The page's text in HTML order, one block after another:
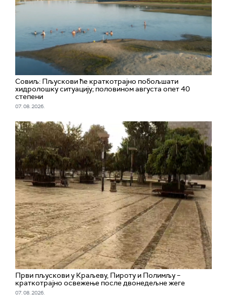
Совиљ: Пљускови ће краткотрајно побољшати
хидролошку ситуацију; половином августа опет 40
степени
07. 08. 2026.
Први пљускови у Краљеву, Пироту и Полимљу –
краткотрајно освежење после двонедељне жеге
07. 08. 2026.